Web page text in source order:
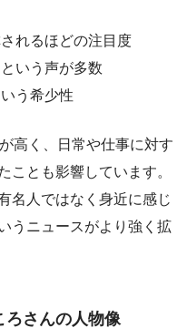
れるほどの注目度
いう声が多数
う希少性
高く、日常や仕事に対す
ことも影響しています。
名人ではなく身近に感じ
うニュースがより強く拡
ろさんの人物像